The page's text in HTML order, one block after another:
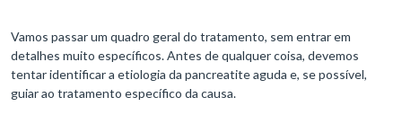
Vamos passar um quadro geral do tratamento, sem entrar em
detalhes muito específicos. Antes de qualquer coisa, devemos
tentar identificar a etiologia da pancreatite aguda e, se possível,
guiar ao tratamento específico da causa.